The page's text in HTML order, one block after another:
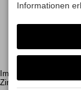
Im gesuchten
Zimmer finden!
Informationen